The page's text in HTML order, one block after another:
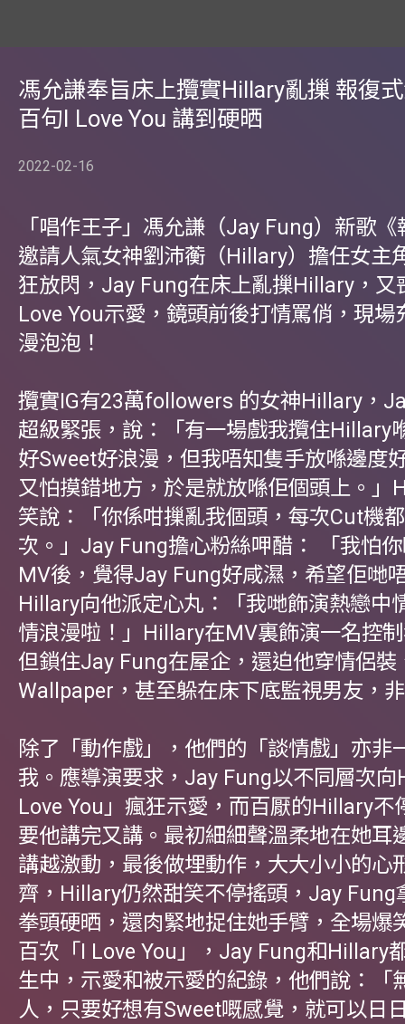
馮允謙奉旨床上攬實Hillary亂摷 報復
百句I Love You 講到硬晒
2022-02-16
「唱作王子」馮允謙（Jay Fung）新歌
邀請人氣女神劉沛蘅（Hillary）擔任女主
狂放閃，Jay Fung在床上亂摷Hillary，又
Love You示愛，鏡頭前後打情罵俏，現場
漫泡泡！
攬實IG有23萬followers 的女神Hillary，
超級緊張，說：「有一場戲我攬住Hillary
好Sweet好浪漫，但我唔知隻手放喺邊度
又怕摸錯地方，於是就放喺佢個頭上。」
笑說：「你係咁摷亂我個頭，每次Cut機
次。」Jay Fung擔心粉絲呷醋： 「我怕
MV後，覺得Jay Fung好咸濕，希望佢哋
Hillary向他派定心丸：「我哋飾演熱戀中
情浪漫啦！」Hillary在MV裏飾演一名控
但鎖住Jay Fung在屋企，還迫他穿情侶裝
Wallpaper，甚至躲在床下底監視男友，
除了「動作戲」，他們的「談情戲」亦非
我。應導演要求，Jay Fung以不同層次
Love You」瘋狂示愛，而百厭的Hillary不
要他講完又講。最初細細聲溫柔地在她耳
講越激動，最後做埋動作，大大小小的心
齊，Hillary仍然甜笑不停搖頭，Jay Fung
拳頭硬晒，還肉緊地捉住她手臂，全場爆
百次「I Love You」，Jay Fung和Hillary
生中，示愛和被示愛的紀錄，他們說：「
人，只要好想有Sweet嘅感覺，就可以日